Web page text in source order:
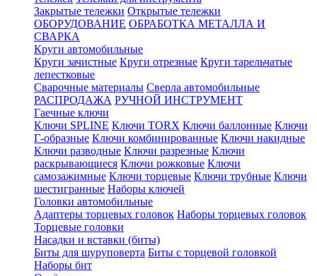
Закрытые тележки Открытые тележки
ОБОРУДОВАНИЕ ОБРАБОТКА МЕТАЛЛА И
СВАРКА
Круги автомобильные
Круги зачистные Круги отрезные Круги тарельчатые
лепестковые
Сварочные материалы Сверла автомобильные
РАСПРОДАЖА РУЧНОЙ ИНСТРУМЕНТ
Гаечные ключи
Ключи SPLINE Ключи TORX Ключи баллонные Ключи
Г-образные Ключи комбинированные Ключи накидные
Ключи разводные Ключи разрезные Ключи
раскрывающиеся Ключи рожковые Ключи
самозажимные Ключи торцевые Ключи трубные Ключи
шестигранные Наборы ключей
Головки автомобильные
Адаптеры торцевых головок Наборы торцевых головок
Торцевые головки
Насадки и вставки (биты)
Биты для шуруповерта Биты с торцевой головкой
Наборы бит